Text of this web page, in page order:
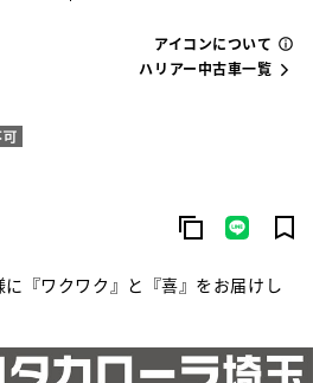
アイコンについて
ハリアー中古車一覧
『ワクワク』と『喜』をお届けし